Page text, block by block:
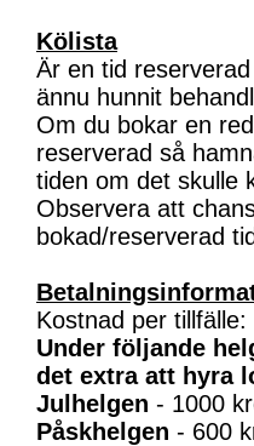
Kölista
Är en tid
ännu hunnit
Om du bokar en
reserverad så
tiden om det skulle
Observera att
bokad/reserverad
Kostnad per
Under följande
det extra att hyra
Julhelgen - 1000
Påskhelgen - 600